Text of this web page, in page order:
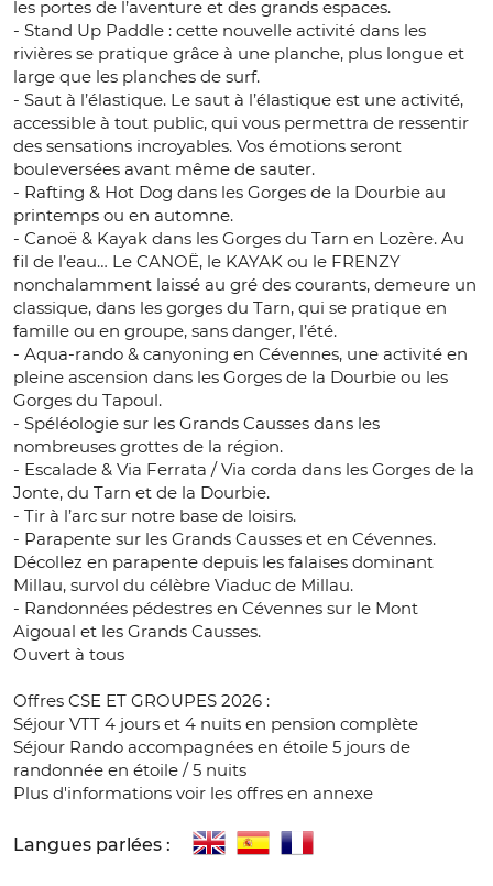
les portes de l’aventure et des grands espaces.
- Stand Up Paddle : cette nouvelle activité dans les
rivières se pratique grâce à une planche, plus longue et
large que les planches de surf.
- Saut à l’élastique. Le saut à l’élastique est une activité,
accessible à tout public, qui vous permettra de ressentir
des sensations incroyables. Vos émotions seront
bouleversées avant même de sauter.
- Rafting & Hot Dog dans les Gorges de la Dourbie au
printemps ou en automne.
- Canoë & Kayak dans les Gorges du Tarn en Lozère. Au
fil de l’eau… Le CANOË, le KAYAK ou le FRENZY
nonchalamment laissé au gré des courants, demeure un
classique, dans les gorges du Tarn, qui se pratique en
famille ou en groupe, sans danger, l’été.
- Aqua-rando & canyoning en Cévennes, une activité en
pleine ascension dans les Gorges de la Dourbie ou les
Gorges du Tapoul.
- Spéléologie sur les Grands Causses dans les
nombreuses grottes de la région.
- Escalade & Via Ferrata / Via corda dans les Gorges de la
Jonte, du Tarn et de la Dourbie.
- Tir à l’arc sur notre base de loisirs.
- Parapente sur les Grands Causses et en Cévennes.
Décollez en parapente depuis les falaises dominant
Millau, survol du célèbre Viaduc de Millau.
- Randonnées pédestres en Cévennes sur le Mont
Aigoual et les Grands Causses.
Ouvert à tous
Offres CSE ET GROUPES 2026 :
Séjour VTT 4 jours et 4 nuits en pension complète
Séjour Rando accompagnées en étoile 5 jours de
randonnée en étoile / 5 nuits
Plus d'informations voir les offres en annexe
Langues parlées :